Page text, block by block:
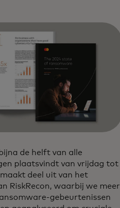
de helft van alle
plaatsvindt van vrijdag tot
deel uit van het
RiskRecon, waarbij we meer
gebeurtenissen